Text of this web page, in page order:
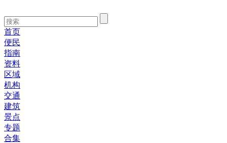
首页
便民
指南
资料
区域
机构
交通
建筑
景点
专题
合集